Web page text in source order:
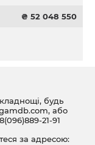
₴ 52 048 550
будь
, або
21-91
за адресою: